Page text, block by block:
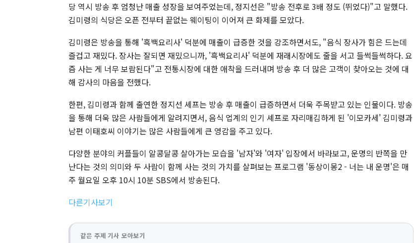
당 역시 방송 후 엄청난 매출 성장을 보여주었는데, 정지선은 "방송 전후로 3배 정도 (뛰었다)"고 말했다.
김미령의 식당은 오픈 전부터 끝없는 웨이팅이 이어져 큰 화제를 모았다.
김미령은 방송을 통해 '흑백요리사' 덕분에 매출이 급증한 것을 강조하면서도, "음식 장사가 힘은 드는데
즐겁고 재밌다. 장사는 잘되면 재밌으니까, '흑백요리사' 덕분에 재래시장에도 줄을 서고 들썩들썩하다. 요
즘 사는 게 너무 보람된다"고 전통시장에 대한 애착을 드러내며 방송 후 더 많은 고객이 찾아오는 것에 대
해 감사의 마음을 전했다.
한편, 김미령과 함께 출연한 정지선 셰프는 방송 후 매출이 급증하면서 더욱 주목받고 있는 인물이다. 방송
을 통해 더욱 많은 사람들에게 알려지면서, 음식 업계의 인기 셰프로 자리매김하게 된 '이모카세' 김미령과
남편 이태호씨 이야기는 많은 사람들에게 큰 영감을 주고 있다.
다양한 분야의 커플들이 알콩달콩 살아가는 모습을 '남자'와 '여자' 입장에서 바라보고, 운명의 반쪽을 만
난다는 것의 의미와 두 사람이 함께 사는 것의 가치를 살펴보는 프로그램 '동상이몽2 - 너는 내 운명'은 매
주 월요일 오후 10시 10분 SBS에서 방송된다.
다른기사보기
같은 주제 기사 모아보기